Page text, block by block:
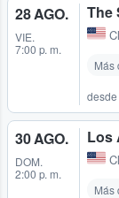
28 AGO.
VIE.
7:00 p. m.
The
Más
desde
30 AGO.
DOM.
2:00 p. m.
Los
Más